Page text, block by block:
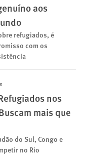
aos
refugiados, é
com os
nos
mais que
do Sul, Congo e
no Rio